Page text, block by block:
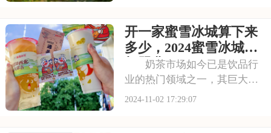
的多元需求。品牌注重茶饮的
品质与健康，确保每一杯奶茶
都能让消费者喝得放
开一家蜜雪冰城算下来
多少，2024蜜雪冰城的
加盟费
奶茶市场如今已是饮品行
业的热门领域之一，其巨大的
市场潜力和广阔的发展前景让
2024-11-02 17:29:07